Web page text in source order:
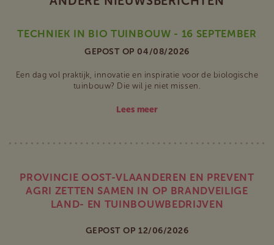
TECHNIEK IN BIO TUINBOUW - 16 SEPTEMBER
GEPOST OP 04/08/2026
Een dag vol praktijk, innovatie en inspiratie voor de biologische
tuinbouw? Die wil je niet missen.
Lees meer
PROVINCIE OOST-VLAANDEREN EN PREVENT
AGRI ZETTEN SAMEN IN OP BRANDVEILIGE
LAND- EN TUINBOUWBEDRIJVEN
GEPOST OP 12/06/2026